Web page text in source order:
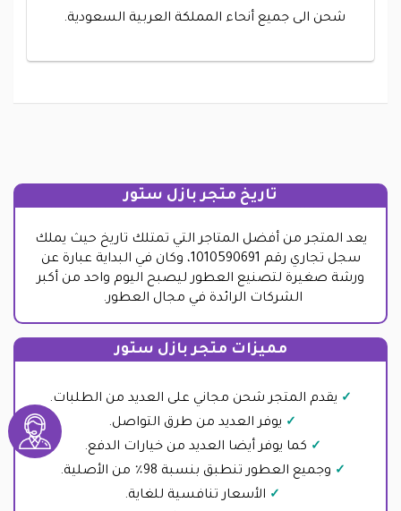
شحن الى جميع أنحاء المملكة العربية السعودية.
تاريخ متجر بازل ستور
يعد المتجر من أفضل المتاجر التي تمتلك تاريخ حيث يملك
سجل تجاري رقم 1010590691، وكان في البداية عبارة عن
ورشة صغيرة لتصنيع العطور ليصبح اليوم واحد من أكبر
الشركات الرائدة في مجال العطور.
مميزات متجر بازل ستور
يقدم المتجر شحن مجاني على العديد من الطلبات.
يوفر العديد من طرق التواصل.
كما يوفر أيضا العديد من خيارات الدفع.
وجميع العطور تنطبق بنسبة 98٪ من الأصلية.
الأسعار تنافسية للغاية.